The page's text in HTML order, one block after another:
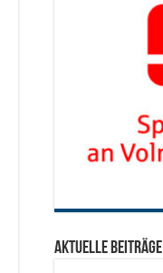
Aktuelle Beiträge